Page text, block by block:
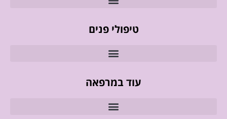
טיפולי פנים
עוד במרפאה